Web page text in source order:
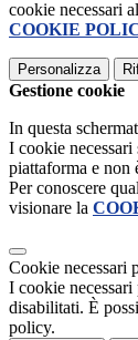
cookie necessari
COOKIE
Personalizza
Gestione cookie
In questa
I cookie
piattaforma e non
Per conoscere
visionare la
Cookie necessari
I cookie
disabilitati. È
policy.